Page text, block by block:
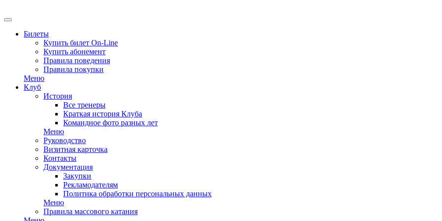
Билеты
Купить билет On-Line
Купить абонемент
Правила поведения
Правила покупки
Меню
Клуб
История
Все тренеры
Краткая история Клуба
Командное фото разных лет
Меню
Руководство
Визитная карточка
Контакты
Документация
Закупки
Рекламодателям
Политика обработки персональных данных
Меню
Правила массового катания